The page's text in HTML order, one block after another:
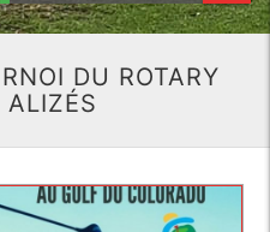
DU ROTARY